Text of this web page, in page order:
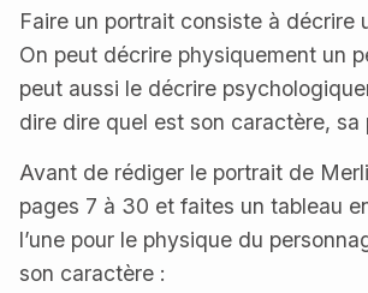
Faire un portrait consiste à décrire
On peut décrire physiquement un
peut aussi le décrire
dire dire quel est son caractère, sa
Avant de rédiger le portrait de
pages 7 à 30 et faites un tableau
l’une pour le physique du
son caractère :